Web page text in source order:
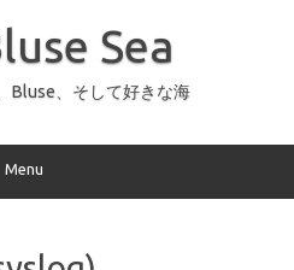
Sea
Bluse、そして好きな海
Menu